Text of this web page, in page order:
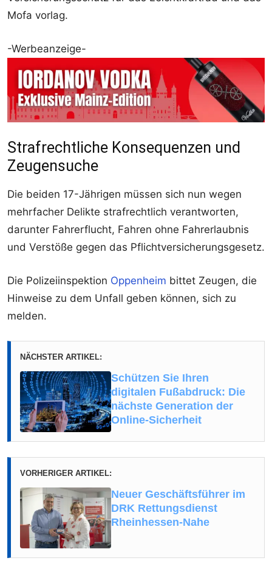
Mofa vorlag.
-Werbeanzeige-
Strafrechtliche Konsequenzen und
Zeugensuche
Die beiden 17-Jährigen müssen sich nun wegen
mehrfacher Delikte strafrechtlich verantworten,
darunter Fahrerflucht, Fahren ohne Fahrerlaubnis
und Verstöße gegen das Pflichtversicherungsgesetz.
Die Polizeiinspektion Oppenheim bittet Zeugen, die
Hinweise zu dem Unfall geben können, sich zu
melden.
NÄCHSTER ARTIKEL:
Schützen Sie Ihren
digitalen Fußabdruck: Die
nächste Generation der
Online-Sicherheit
VORHERIGER ARTIKEL:
Neuer Geschäftsführer im
DRK Rettungsdienst
Rheinhessen-Nahe